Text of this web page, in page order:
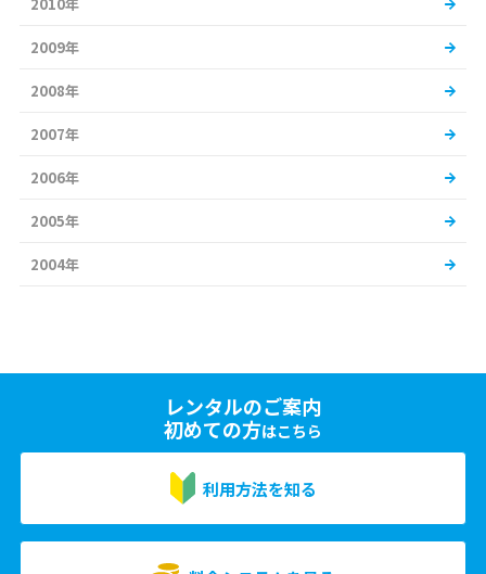
2009年
2008年
2007年
2006年
2005年
2004年
レンタルのご案内
初めての方はこちら
利用方法を知る